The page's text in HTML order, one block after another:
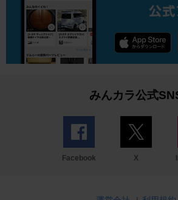
みんカラ公式
Facebook X